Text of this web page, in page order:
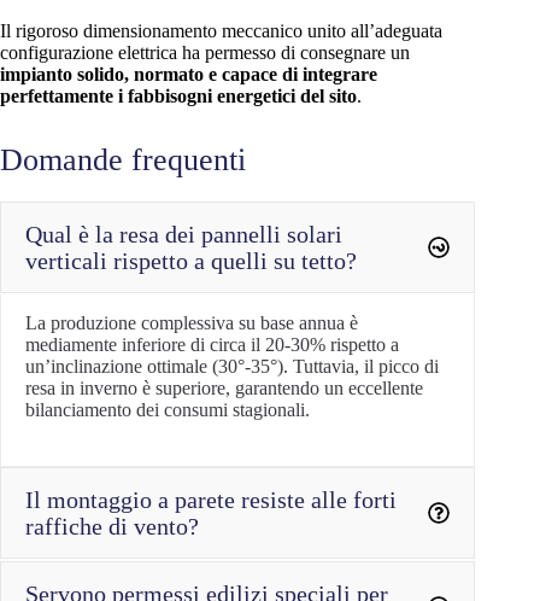
Il rigoroso dimensionamento meccanico unito all’adeguata
configurazione elettrica ha permesso di consegnare un
impianto solido, normato e capace di integrare
perfettamente i fabbisogni energetici del sito.
Domande frequenti
Qual è la resa dei pannelli solari
verticali rispetto a quelli su tetto?
La produzione complessiva su base annua è
mediamente inferiore di circa il 20-30% rispetto a
un’inclinazione ottimale (30°-35°). Tuttavia, il picco di
resa in inverno è superiore, garantendo un eccellente
bilanciamento dei consumi stagionali.
Il montaggio a parete resiste alle forti
raffiche di vento?
Servono permessi edilizi speciali per